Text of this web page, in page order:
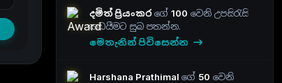
දමිත් ප්‍රියංකරගේ 100 වෙනි උපසිරැසි
කඩයීමට සුබ පතන්න.
මෙතැනින් පිවිසෙන්න
Harshana Prathimal ගේ 50 වෙනි